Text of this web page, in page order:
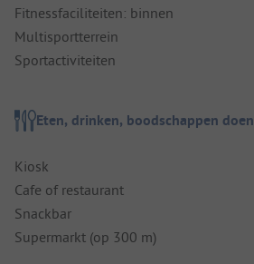
Fitnessfaciliteiten: binnen
Multisportterrein
Sportactiviteiten
Eten, drinken, boodschappen doen
Kiosk
Cafe of restaurant
Snackbar
Supermarkt (op 300 m)